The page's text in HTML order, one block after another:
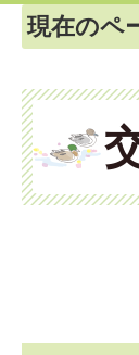
現在のペ